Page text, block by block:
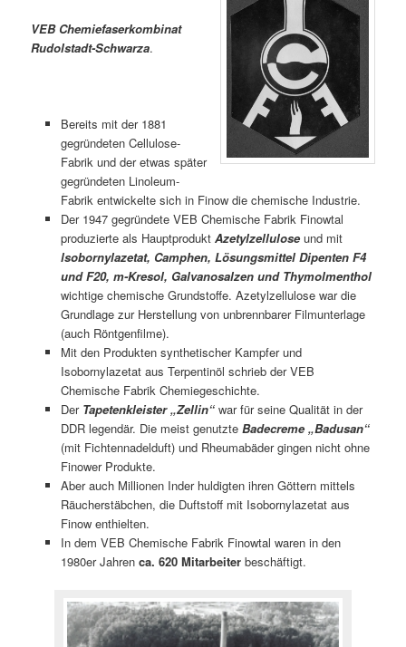
VEB Chemiefaserkombinat
Rudolstadt-Schwarza.
Bereits mit der 1881
gegründeten Cellulose-
Fabrik und der etwas später
gegründeten Linoleum-
Fabrik entwickelte sich in Finow die chemische Industrie.
Der 1947 gegründete VEB Chemische Fabrik Finowtal
produzierte als Hauptprodukt Azetylzelluloseund mit
lsobornylazetat, Camphen, Lösungsmittel Dipenten F4
und F20, m­-Kresol, Galvanosalzen und Thymolmenthol
wichtige chemische Grundstoffe. Azetylzellulose war die
Grundlage zur Herstellung von unbrennbarer Filmunterlage
(auch Röntgenfilme).
Mit den Produkten synthetischer Kampfer und
Isobornylazetat aus Terpentinöl schrieb der VEB
Chemische Fabrik Chemiegeschichte.
Der Tapetenkleister „Zellin“war für seine Qualität in der
DDR legendär. Die meist genutzte Badecreme „Badusan“
(mit Fichtennadelduft) und Rheumabäder gingen nicht ohne
Finower Produkte.
Aber auch Millionen Inder huldigten ihren Göttern mittels
Räucherstäbchen, die Duftstoff mit Isobornylazetat aus
Finow enthielten.
In dem VEB Chemische Fabrik Finowtal waren in den
1980er Jahren ca. 620 Mitarbeiterbeschäftigt.